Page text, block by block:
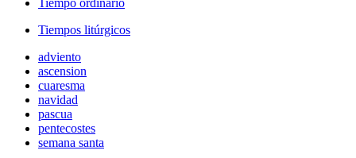
Tiempo ordinario
Tiempos litúrgicos
adviento
ascension
cuaresma
navidad
pascua
pentecostes
semana santa